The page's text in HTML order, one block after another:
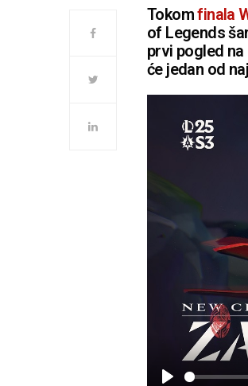
Tokomfinala
of Legends
prvi pogled
će jedan od